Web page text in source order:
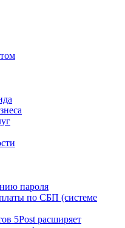
пароля
по СБП (системе
5Post расширяет